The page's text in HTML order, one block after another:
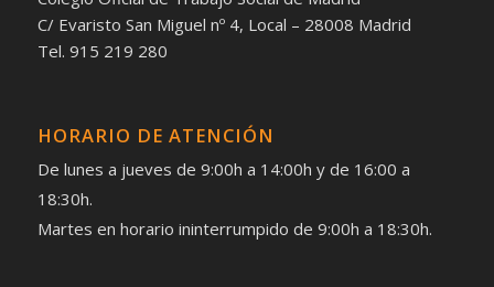
C/ Evaristo San Miguel nº 4, Local – 28008 Madrid
Tel. 915 219 280
HORARIO DE ATENCIÓN
De lunes a jueves de 9:00h a 14:00h y de 16:00 a
18:30h.
Martes en horario ininterrumpido de 9:00h a 18:30h.